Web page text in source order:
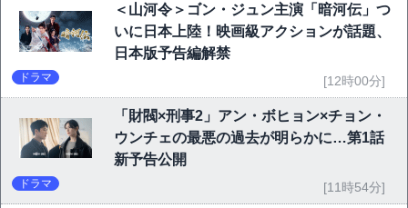
＜山河令＞ゴン・ジュン主演「暗河伝」つ
いに日本上陸！映画級アクションが話題、
日本版予告編解禁
ドラマ [12時00分]
「財閥×刑事2」アン・ボヒョン×チョン・
ウンチェの最悪の過去が明らかに…第1話
新予告公開
ドラマ [11時54分]